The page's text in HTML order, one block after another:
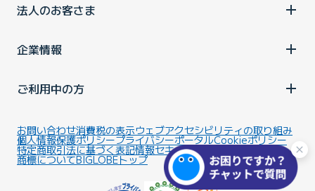
法人のお客さま
企業情報
ご利用中の方
お問い合わせ消費税の表示ウェブアクセシビリティの取り組み
個人情報保護ポリシープライバシーポータルCookieポリシー
特定商取引法に基づく表記情報セキュリティ基本方針
商標についてBIGLOBEトップ